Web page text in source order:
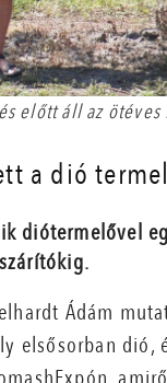
előtt áll az ötéves
a dió
diótermelővel
Ádám
elsősorban dió,